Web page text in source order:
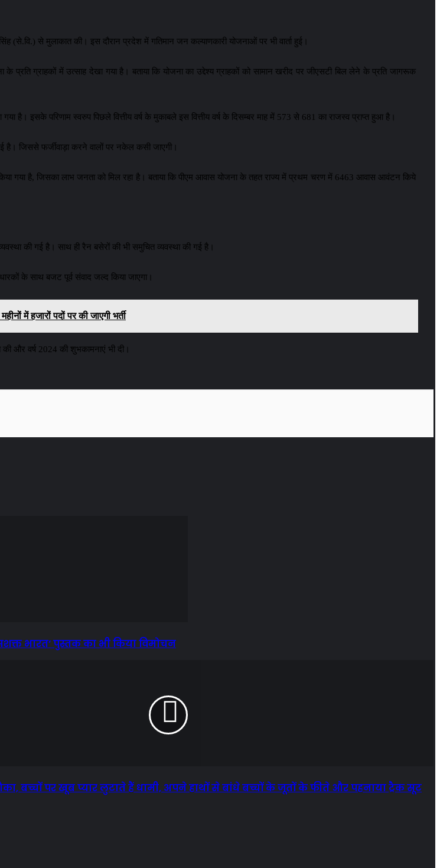
से मुलाकात की। इस दौरान प्रदेश में गतिमान जन कल्याणकारी योजनाओं पर भी वार्ता हुई।
प्रति ग्राहकों में उत्साह देखा गया है। बताया कि योजना का उद्देश्य ग्राहकों को सामान खरीद पर जीएसटी बिल लेने के प्रति जागरूक
है। इसके परिणाम स्वरुप पिछले वित्तीय वर्ष के मुकाबले इस वित्तीय वर्ष के दिसम्बर माह में 573 से 681 का राजस्व प्राप्त हुआ है।
है। जिससे फर्जीवाड़ा करने वालों पर नकेल कसी जाएगी।
गया है, जिसका लाभ जनता को मिल रहा है। बताया कि पीएम आवास योजना के तहत राज्य में प्रथम चरण में 6463 आवास आवंटन किये
की गई है। साथ ही रैन बसेरों की भी समुचित व्यवस्था की गई है।
के साथ बजट पूर्व संवाद जल्द किया जाएगा।
में हजारों पदों पर की जाएगी भर्ती
और वर्ष 2024 की शुभकामनाएं भी दी।
भारत’ पुस्तक का भी किया विमोचन
बच्चों पर खूब प्यार लुटाते हैं धामी, अपने हाथों से बांधे बच्चों के जूतों के फीते और पहनाया ट्रैक सूट